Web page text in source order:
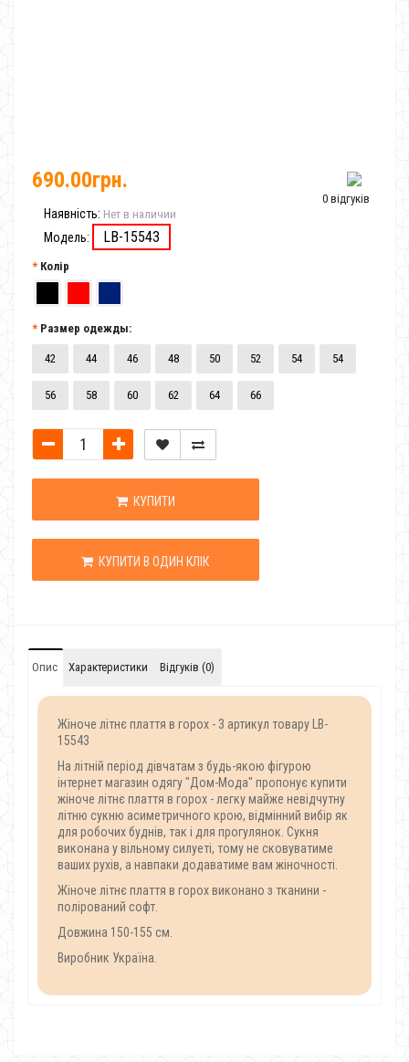
0 відгуків
690.00грн.
Наявність: Нет в наличии
Модель: LB-15543
Колір
Размер одежды:
42 44 46 48 50 52 54 54
56 58 60 62 64 66
КУПИТИ
КУПИТИ В ОДИН КЛІК
Опис Характеристики Відгуків (0)
Жіноче літнє плаття в горох - 3 артикул товару LB-
15543
На літній період дівчатам з будь-якою фігурою
інтернет магазин одягу "Дом-Мода" пропонує купити
жіноче літнє плаття в горох - легку майже невідчутну
літню сукню асиметричного крою, відмінний вибір як
для робочих буднів, так і для прогулянок. Сукня
виконана у вільному силуеті, тому не сковуватиме
ваших рухів, а навпаки додаватиме вам жіночності.
Жіноче літнє плаття в горох виконано з тканини -
полірований софт.
Довжина 150-155 см.
Виробник Україна.